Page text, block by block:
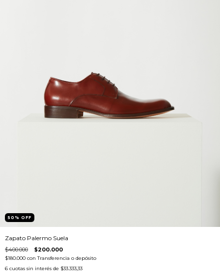
50 % OFF
Zapato Palermo Suela
$400.000 $200.000
$180.000 con Transferencia o depósito
6 cuotas sin interés de $33.333,33